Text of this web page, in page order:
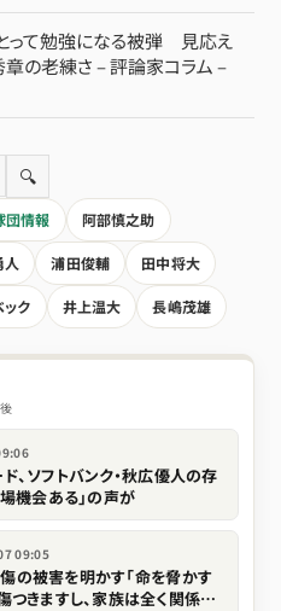
って勉強になる被弾 見応え
の老練さ – 評論家コラム –
🔍
団情報 阿部慎之助
浦田俊輔 田中将大
ク 井上温大 長嶋茂雄
、ソフトバンク・秋広優人の存
機会ある」の声が
09:05
の被害を明かす「命を脅かす
つきますし、家族は全く関係な